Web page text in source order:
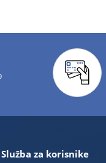
Služba za korisnike